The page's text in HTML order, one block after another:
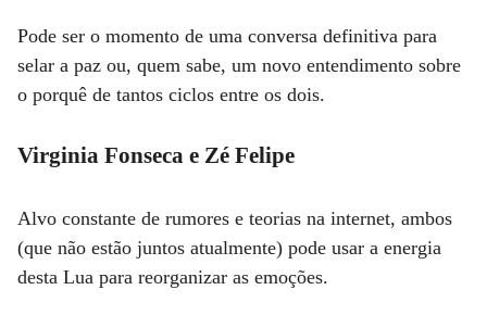
Pode ser o momento de uma conversa definitiva para
selar a paz ou, quem sabe, um novo entendimento sobre
o porquê de tantos ciclos entre os dois.
Virginia Fonseca e Zé Felipe
Alvo constante de rumores e teorias na internet, ambos
(que não estão juntos atualmente) pode usar a energia
desta Lua para reorganizar as emoções.